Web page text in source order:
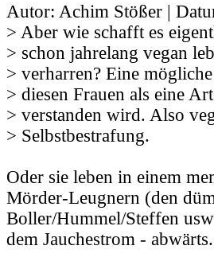
Autor: Achim Stößer |
> Aber wie schafft es
> schon jahrelang vegan
> verharren? Eine
> diesen Frauen als eine
> verstanden wird. Also
> Selbstbestrafung.
Oder sie leben in einem
Mörder-Leugnern (den
Boller/Hummel/Steffen
dem Jauchestrom - abwärts.